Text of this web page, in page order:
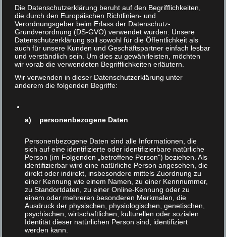
allerdings etwas sparsamer und vorsichtiger geworden.
Schließlich will ich die Menschen ja nicht angreifen und
ärgern, sondern aufklären und ändern. Und: So gut wie
jeder, der heute Veganer ist, war früher selbst einmal ein
Fleischesser.
Wenn allerdings jemand glaubt, von sich aus den
Ausdruck Mörder in diesem Zusammenhang als
sprachliche Manipulation oder als sprachlichen
Terrorismus brandmarken zu müssen, dann muß dies mit
aller Entschiedenheit und in aller Schärfe
zurückgewiesen und der Vorwurf
Wir haben es hier nämlich mit einem grundlegenden und
generellen Phänomen zu tun, dessen Bedeutung und
Tragweite überhaupt nicht überschätzt werden können.
Ich nenne einige Beispiele:
•Die sachlich durch nichts zu rechtfertigenden
Verharmlosungen in der Jägersprache (zum Beispiel
„Schweiß“ für Blut).
•Die sachlich durch nichts zu rechtfertigenden
Die Datenschutzerklärung beruht auf den Begrifflichkeiten,
die durch den Europäischen Richtlinien- und
Verordnungsgeber beim Erlass der Datenschutz-
Grundverordnung (DS-GVO) verwendet wurden. Unsere
Datenschutzerklärung soll sowohl für die Öffentlichkeit als
auch für unsere Kunden und Geschäftspartner einfach lesbar
und verständlich sein. Um dies zu gewährleisten, möchten
wir vorab die verwendeten Begrifflichkeiten erläutern.
Wir verwenden in dieser Datenschutzerklärung unter
anderem die folgenden Begriffe:
a) personenbezogene Daten
Personenbezogene Daten sind alle Informationen, die
sich auf eine identifizierte oder identifizierbare natürliche
Person (im Folgenden „betroffene Person") beziehen. Als
identifizierbar wird eine natürliche Person angesehen, die
direkt oder indirekt, insbesondere mittels Zuordnung zu
einer Kennung wie einem Namen, zu einer Kennnummer,
zu Standortdaten, zu einer Online-Kennung oder zu
einem oder mehreren besonderen Merkmalen, die
Ausdruck der physischen, physiologischen, genetischen,
psychischen, wirtschaftlichen, kulturellen oder sozialen
Identität dieser natürlichen Person sind, identifiziert
werden kann.